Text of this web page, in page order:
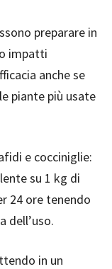
preparare in
impatti
anche se
piante più usate
e cocciniglie:
su 1 kg di
24 ore tenendo
dell’uso.
in un